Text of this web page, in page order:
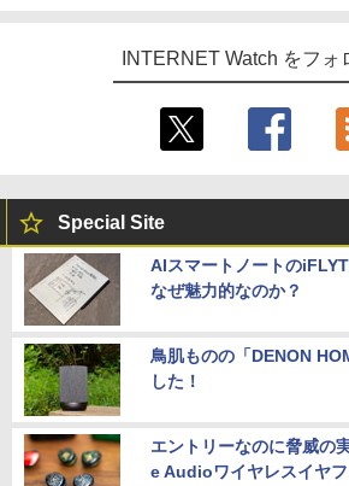
INTERNET Watch をフォ
Special Site
AIスマートノートの
なぜ魅力的なのか？
鳥肌ものの「DENON
した！
エントリーなのに脅威の
e Audioワイヤレスイヤ